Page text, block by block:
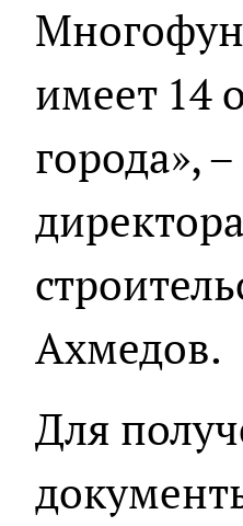
имеет 14
города»,
Ахмедов.
Для